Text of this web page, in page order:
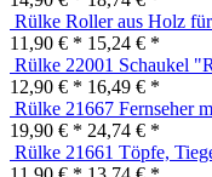
14,90 € *18,74 € *
Rülke Roller aus Holz für
11,90 € *15,24 € *
Rülke 22001 Schaukel
12,90 € *16,49 € *
Rülke 21667 Fernseher
19,90 € *24,74 € *